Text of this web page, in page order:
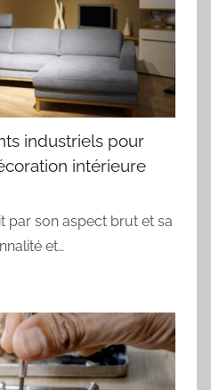
industriels pour
intérieure
par son aspect brut et sa
et…